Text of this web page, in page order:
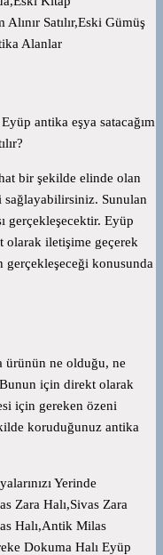
Satılır,Eski Gümüş
Alanlar
antika eşya satacağım
bir şekilde elinde olan
sağlayabilirsiniz. Sunulan
gerçekleşecektir. Eyüp
olarak iletişime geçerek
gerçekleşeceği konusunda
ürünün ne olduğu, ne
için direkt olarak
için gereken özeni
koruduğunuz antika
Yerinde
Zara Halı,Sivas Zara
Halı,Antik Milas
Dokuma Halı Eyüp